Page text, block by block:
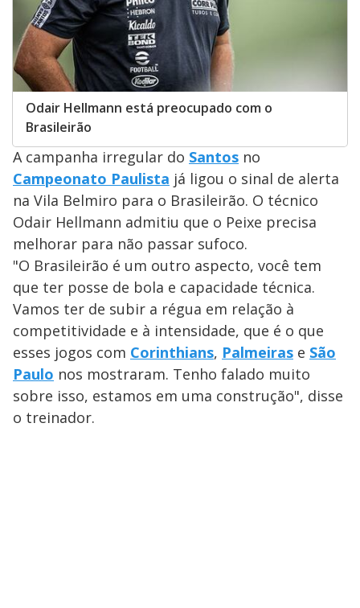
Odair Hellmann está preocupado com o
Brasileirão
A campanha irregular do Santos no
Campeonato Paulista já ligou o sinal de alerta
na Vila Belmiro para o Brasileirão. O técnico
Odair Hellmann admitiu que o Peixe precisa
melhorar para não passar sufoco.
"O Brasileirão é um outro aspecto, você tem
que ter posse de bola e capacidade técnica.
Vamos ter de subir a régua em relação à
competitividade e à intensidade, que é o que
esses jogos com Corinthians, Palmeiras e São
Paulo nos mostraram. Tenho falado muito
sobre isso, estamos em uma construção", disse
o treinador.